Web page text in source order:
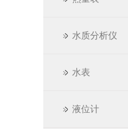
水质分析仪
水表
液位计